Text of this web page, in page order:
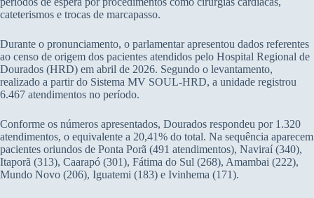
cateterismos e trocas de marcapasso.
Durante o pronunciamento, o parlamentar apresentou dados referentes
ao censo de origem dos pacientes atendidos pelo Hospital Regional de
Dourados (HRD) em abril de 2026. Segundo o levantamento,
realizado a partir do Sistema MV SOUL-HRD, a unidade registrou
6.467 atendimentos no período.
Conforme os números apresentados, Dourados respondeu por 1.320
atendimentos, o equivalente a 20,41% do total. Na sequência aparecem
pacientes oriundos de Ponta Porã (491 atendimentos), Naviraí (340),
Itaporã (313), Caarapó (301), Fátima do Sul (268), Amambai (222),
Mundo Novo (206), Iguatemi (183) e Ivinhema (171).